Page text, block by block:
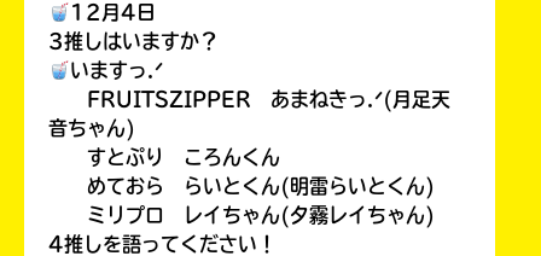
12月4日
3推しはいますか？
いますっ.ᐟ
FRUITSZIPPER あまねきっ.ᐟ(月足天
音ちゃん)
すとぷり ころんくん
めておら らいとくん(明雷らいとくん)
ミリプロ レイちゃん(夕霧レイちゃん)
4推しを語ってください！